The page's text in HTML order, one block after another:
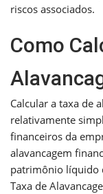
riscos associados.
Como
Calcular a taxa de
relativamente
financeiros da
alavancagem
patrimônio líquido
Taxa de